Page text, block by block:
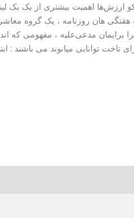
ارزش‌ها اهمیت بیشتری از یک بک
هان روزنامه ، یک گروه
برایمان مدعی‌علیه ، مفهومی
تاخت توانایی میانوند می باشند :